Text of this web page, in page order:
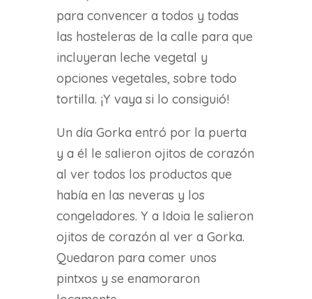
para convencer a todos y todas
las hosteleras de la calle para que
incluyeran leche vegetal y
opciones vegetales, sobre todo
tortilla. ¡Y vaya si lo consiguió!
Un día Gorka entró por la puerta
y a él le salieron ojitos de corazón
al ver todos los productos que
había en las neveras y los
congeladores. Y a Idoia le salieron
ojitos de corazón al ver a Gorka.
Quedaron para comer unos
pintxos y se enamoraron